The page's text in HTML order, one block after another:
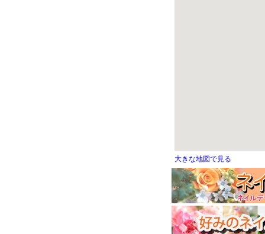
大きな地図で見る